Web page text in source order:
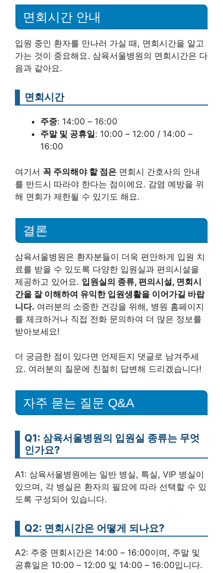
면회시간 안내
입원 중인 환자를 만나러 가실 때, 면회시간을 알고
가는 것이 중요해요. 삼육서울병원의 면회시간은 다
음과 같아요.
면회시간
주중: 14:00 – 16:00
주말 및 공휴일: 10:00 – 12:00 / 14:00 –
16:00
여기서 꼭 주의해야 할 점은 면회시 간호사의 안내
를 반드시 따라야 한다는 점이에요. 감염 예방을 위
해 면회가 제한될 수 있기도 해요.
결론
삼육서울병원은 환자분들이 더욱 편안하게 입원 치
료를 받을 수 있도록 다양한 입원실과 편의시설을
제공하고 있어요. 입원실의 종류, 편의시설, 면회시
간을 잘 이해하여 유익한 입원생활을 이어가길 바랍
니다. 여러분의 소중한 건강을 위해, 병원 홈페이지
를 체크하거나 직접 전화 문의하여 더 많은 정보를
받아보세요!
더 궁금한 점이 있다면 언제든지 댓글로 남겨주세
요. 여러분의 질문에 친절히 답변해 드리겠습니다!
자주 묻는 질문 Q&A
Q1: 삼육서울병원의 입원실 종류는 무엇
인가요?
A1: 삼육서울병원에는 일반 병실, 특실, VIP 병실이
있으며, 각 병실은 환자의 필요에 따라 선택할 수 있
도록 구성되어 있습니다.
Q2: 면회시간은 어떻게 되나요?
A2: 주중 면회시간은 14:00 – 16:00이며, 주말 및
공휴일은 10:00 – 12:00 및 14:00 – 16:00입니다.